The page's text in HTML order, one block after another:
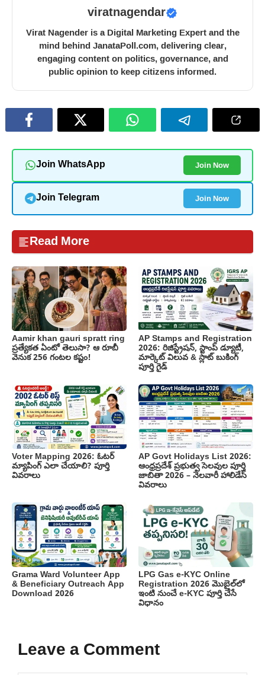
viratnagendar
Virat Nagender is a Digital Marketing Expert and the
mind behind JanataPoll.com, delivering clear,
engaging content on politics, governance, and
public opinion to keep citizens informed.
Join WhatsApp Join Now
Join Telegram Join Now
Read More
Aamir khan gauri spratt ring
ప్రత్యేకత ఏంటో తెలుసా? ఆ రూబీ
వెనుక 256 గంటల కష్టం!
AP Stamps and Registration
2026: రిజిస్ట్రేషన్, స్టాంప్ డ్యూటీ,
మార్కెట్ విలువ & స్లాట్ బుకింగ్
పూర్తి గైడ్
Voter Mapping 2026: ఓటర్
మ్యాపింగ్ ఎలా చేయాలి? పూర్తి
వివరాలు
AP Govt Holidays List 2026:
ఆంధ్రప్రదేశ్ ప్రభుత్వ సెలవుల పూర్తి
జాబితా 2026 – నెలవారీ హాలిడేస్
వివరాలు
Grama Ward Volunteer App
& Beneficiary Outreach App
Download 2026
LPG Gas e-KYC Online
Registration 2026 మొబైల్‌లో
ఇంటి నుంచే e-KYC పూర్తి చేసే
విధానం
Leave a Comment